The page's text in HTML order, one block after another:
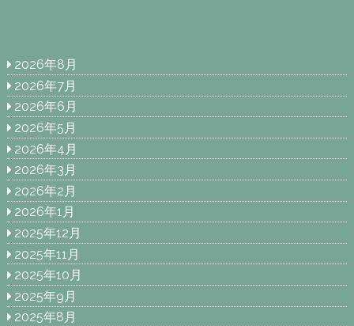
2026年8月
2026年7月
2026年6月
2026年5月
2026年4月
2026年3月
2026年2月
2026年1月
2025年12月
2025年11月
2025年10月
2025年9月
2025年8月